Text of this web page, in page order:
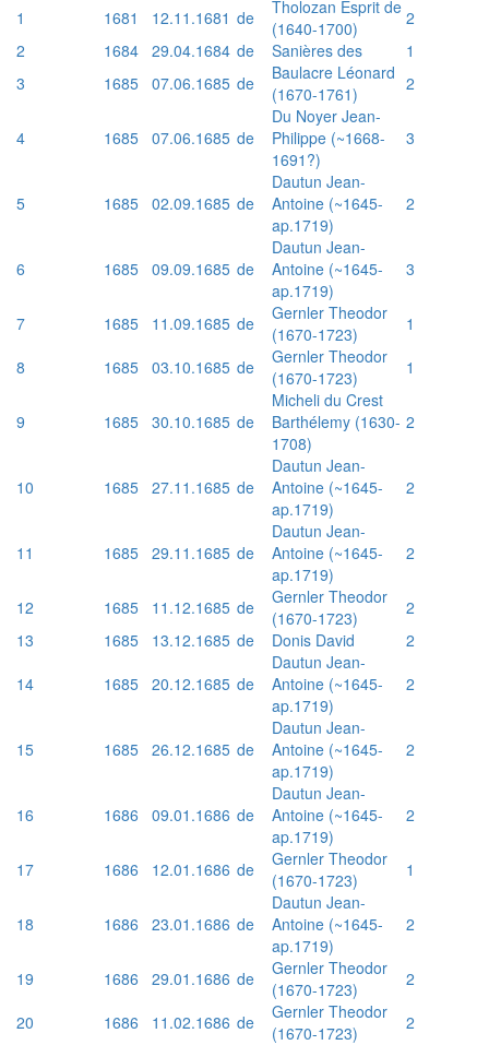
1
1681 12.11.1681 de
Tholozan Esprit de
(1640-1700)
2
2
1684 29.04.1684 de Sanières des
1
3
1685 07.06.1685 de
Baulacre Léonard
(1670-1761)
2
4 1685 07.06.1685 de
Du Noyer Jean-
Philippe (~1668-
1691?)
3
5 1685 02.09.1685 de
Dautun Jean-
Antoine (~1645-
ap.1719)
2
6 1685 09.09.1685 de
Dautun Jean-
Antoine (~1645-
ap.1719)
3
7 1685 11.09.1685 de
Gernler Theodor
(1670-1723)
1
8
1685 03.10.1685 de
Gernler Theodor
(1670-1723)
1
9 1685 30.10.1685 de
Micheli du Crest
Barthélemy (1630-
1708)
2
10 1685 27.11.1685 de
Dautun Jean-
Antoine (~1645-
ap.1719)
2
11 1685 29.11.1685 de
Dautun Jean-
Antoine (~1645-
ap.1719)
2
12 1685 11.12.1685 de
Gernler Theodor
(1670-1723)
2
13
1685 13.12.1685 de Donis David
2
14
1685 20.12.1685 de
Dautun Jean-
Antoine (~1645-
ap.1719)
2
15 1685 26.12.1685 de
Dautun Jean-
Antoine (~1645-
ap.1719)
2
16 1686 09.01.1686 de
Dautun Jean-
Antoine (~1645-
ap.1719)
2
17 1686 12.01.1686 de
Gernler Theodor
(1670-1723)
1
18 1686 23.01.1686 de
Dautun Jean-
Antoine (~1645-
ap.1719)
2
19 1686 29.01.1686 de
Gernler Theodor
(1670-1723)
2
20
1686 11.02.1686 de
Gernler Theodor
(1670-1723)
2